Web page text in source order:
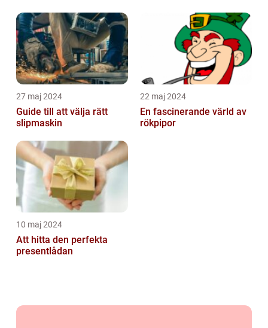
27 maj 2024
Guide till att välja rätt
slipmaskin
22 maj 2024
En fascinerande värld av
rökpipor
10 maj 2024
Att hitta den perfekta
presentlådan